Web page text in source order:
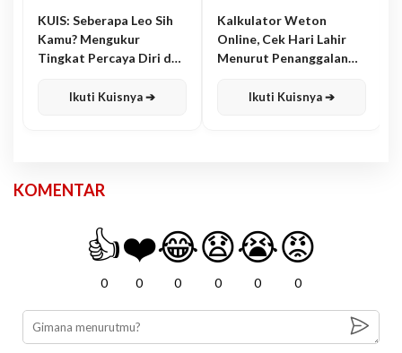
KUIS: Seberapa Leo Sih
Kamu? Mengukur
Tingkat Percaya Diri dan
Ikuti Kuisnya ➔
Kalkulator Weton
Online, Cek Hari Lahir
Menurut Penanggalan
Ikuti Kuisnya ➔
KOMENTAR
👍
0
❤️
0
😂
0
😧
0
😭
0
😡
0